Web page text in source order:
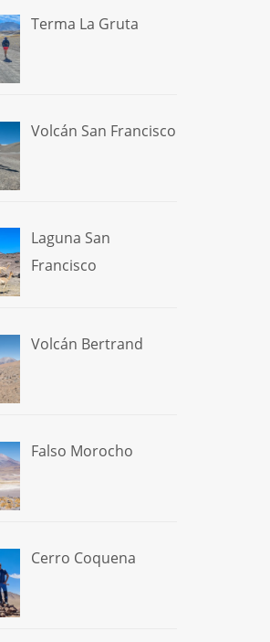
Terma La Gruta
Volcán San Francisco
Laguna San
Francisco
Volcán Bertrand
Falso Morocho
Cerro Coquena